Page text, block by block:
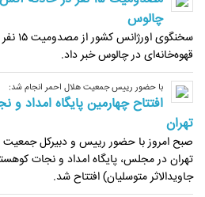
چالوس
قهوه‌خانه‌ای در چالوس خبر داد.
با حضور رییس جمعیت هلال احمر انجام شد:
افتتاح چهارمین پایگاه امداد
تهران
صبح‌ امروز با حضور رییس و دبیرکل جمعیت
تهران در مجلس، پایگاه امداد و نجات
جاویدالاثر متوسلیان) افتتاح شد.